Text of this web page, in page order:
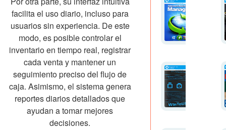
facilita el uso diario, incluso para
usuarios sin experiencia. De este
modo, es posible controlar el
inventario en tiempo real, registrar
cada venta y mantener un
seguimiento preciso del flujo de
caja. Asimismo, el sistema genera
reportes diarios detallados que
ayudan a tomar mejores
decisiones.